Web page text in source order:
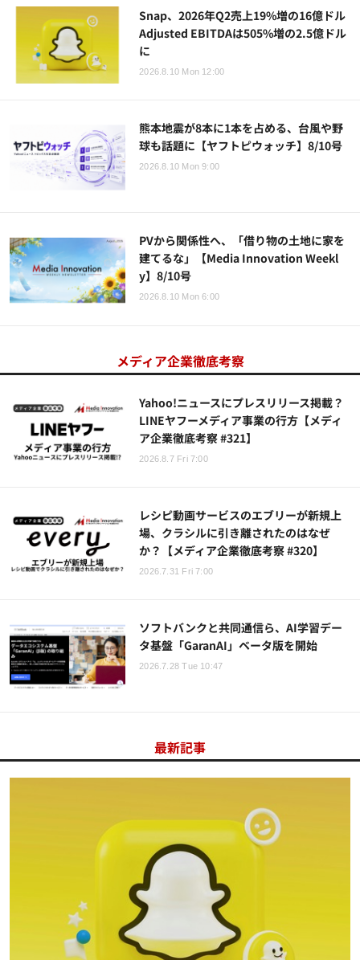
Snap、2026年Q2売上19%増の16億ドル
Adjusted EBITDAは505%増の2.5億ドル
に
2026.8.10 Mon 12:00
熊本地震が8本に1本を占める、台風や野
球も話題に【ヤフトピウォッチ】8/10号
2026.8.10 Mon 9:00
PVから関係性へ、「借り物の土地に家を
建てるな」【Media Innovation Weekl
y】8/10号
2026.8.10 Mon 6:00
メディア企業徹底考察
Yahoo!ニュースにプレスリリース掲載？
LINEヤフーメディア事業の行方【メディ
ア企業徹底考察 #321】
2026.8.7 Fri 7:00
レシピ動画サービスのエブリーが新規上
場、クラシルに引き離されたのはなぜ
か？【メディア企業徹底考察 #320】
2026.7.31 Fri 7:00
ソフトバンクと共同通信ら、AI学習デー
タ基盤「GaranAI」ベータ版を開始
2026.7.28 Tue 10:47
最新記事